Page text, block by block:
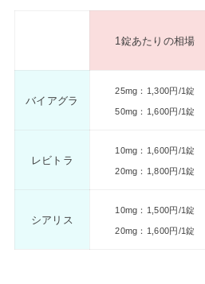
1錠あたりの相場
バイアグラ
25mg：1,300円/1錠
50mg：1,600円/1錠
レビトラ
10mg：1,600円/1錠
20mg：1,800円/1錠
シアリス
10mg：1,500円/1錠
20mg：1,600円/1錠